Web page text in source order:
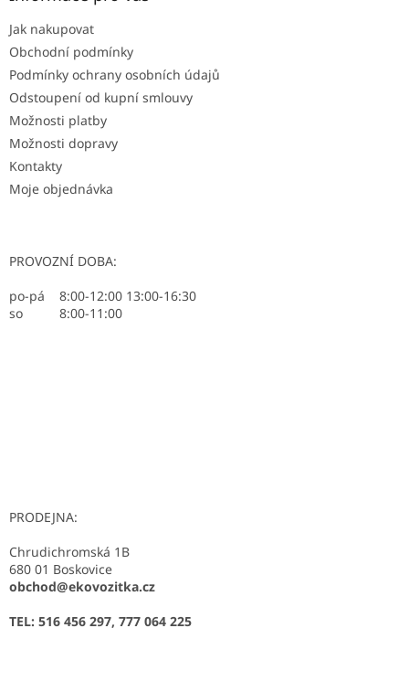
Jak nakupovat
Obchodní podmínky
Podmínky ochrany osobních údajů
Odstoupení od kupní smlouvy
Možnosti platby
Možnosti dopravy
Kontakty
Moje objednávka
PROVOZNÍ DOBA:
po-pá 8:00-12:00 13:00-16:30
so 8:00-11:00
PRODEJNA:
Chrudichromská 1B
680 01 Boskovice
obchod@ekovozitka.cz
TEL: 516 456 297, 777 064 225